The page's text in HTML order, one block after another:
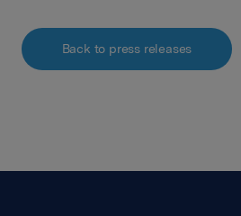
Back to press releases